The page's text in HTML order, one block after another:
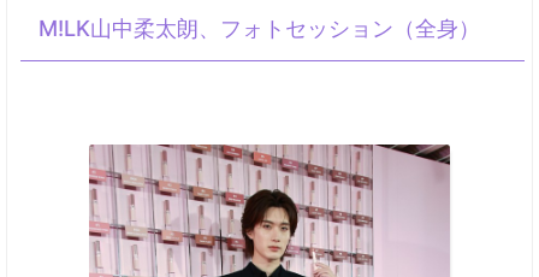
M!LK山中柔太朗、フォトセッション（全身）